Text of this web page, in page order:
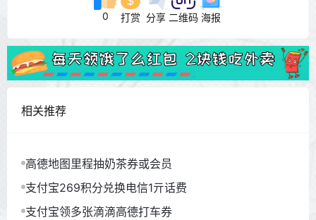
0 打赏 分享 二维码 海报
相关推荐
高德地图里程抽奶茶券或会员
支付宝269积分兑换电信1亓话费
支付宝领多张滴滴高德打车券